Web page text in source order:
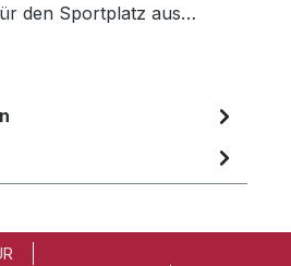
den Sportplatz aus…